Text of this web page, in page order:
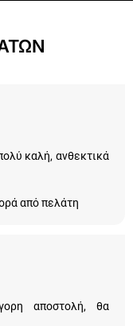
καλή, ανθεκτικά
από πελάτη
αποστολή, θα